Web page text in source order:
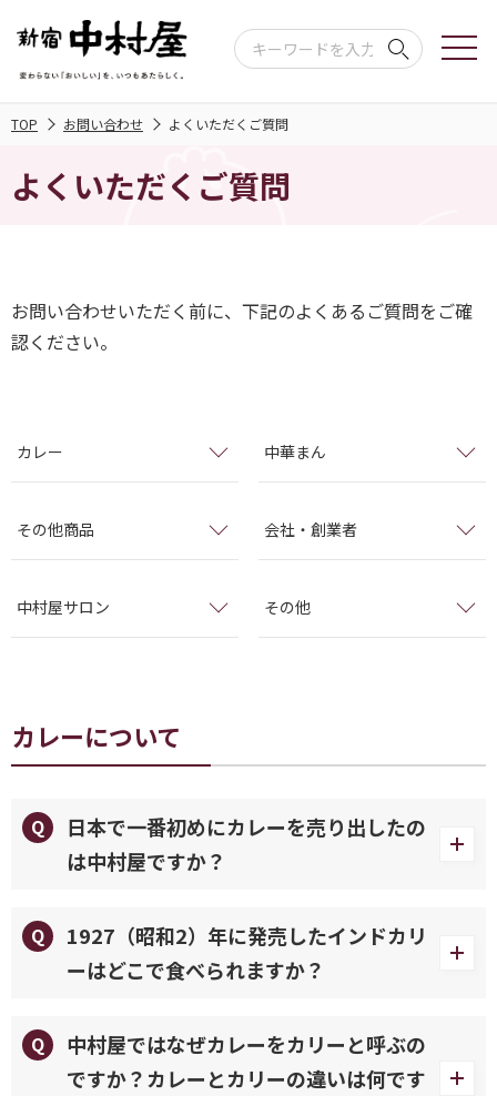
TOP お問い合わせ よくいただくご質問
よくいただくご質問
お問い合わせいただく前に、下記のよくあるご質問をご確
認ください。
カレー 中華まん
その他商品 会社・創業者
中村屋サロン その他
カレーについて
日本で一番初めにカレーを売り出したの
は中村屋ですか？
1927（昭和2）年に発売したインドカリ
ーはどこで食べられますか？
中村屋ではなぜカレーをカリーと呼ぶの
ですか？カレーとカリーの違いは何です